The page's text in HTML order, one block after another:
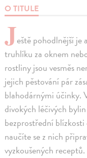
O TITULE
Ještě pohodlnější je
truhlíku za oknem
rostliny jsou vesměs
jejich pěstování pár
blahodárnými účinky.
divokých léčivých
bezprostřední
naučíte se z nich
vyzkoušených receptů.